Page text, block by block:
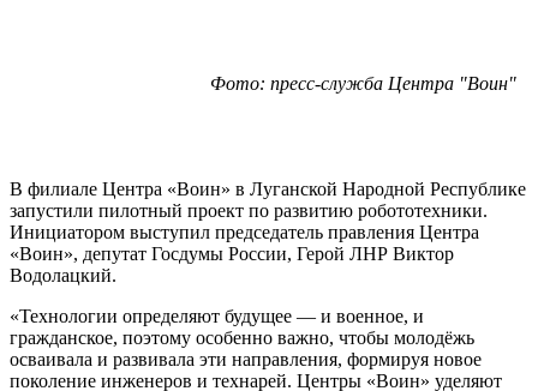
Фото: пресс-служба Центра "Воин"
В филиале Центра «Воин» в Луганской Народной Республике
запустили пилотный проект по развитию робототехники.
Инициатором выступил председатель правления Центра
«Воин», депутат Госдумы России, Герой ЛНР Виктор
Водолацкий.
«Технологии определяют будущее — и военное, и
гражданское, поэтому особенно важно, чтобы молодёжь
осваивала и развивала эти направления, формируя новое
поколение инженеров и технарей. Центры «Воин» уделяют